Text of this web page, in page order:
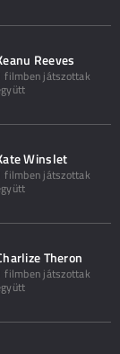
Reeves
filmben játszottak
Winslet
filmben játszottak
Theron
filmben játszottak